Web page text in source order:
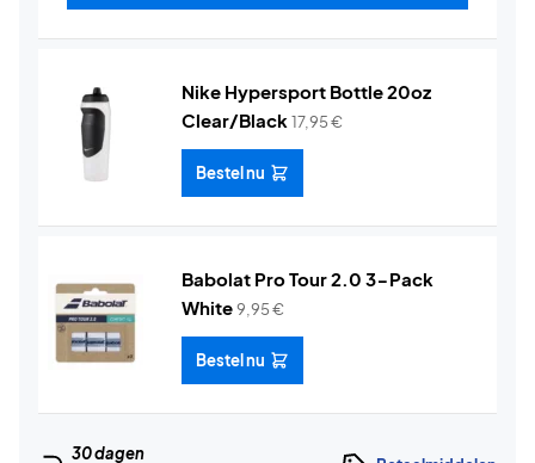
Nike Hypersport Bottle 20oz
Clear/Black17,95€
Bestel nu
Babolat Pro Tour 2.0 3-Pack
White9,95€
Bestel nu
30 dagen